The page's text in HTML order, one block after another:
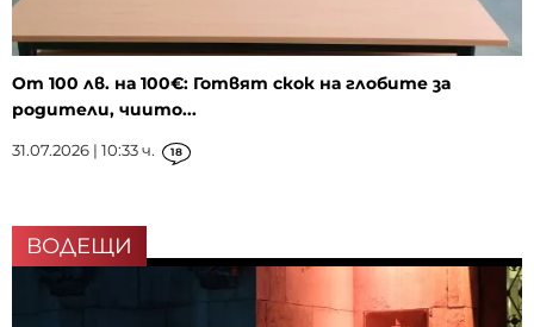
От 100 лв. на 100€: Готвят скок на глобите за
родители, чиито...
31.07.2026 | 10:33 ч. 18
ВОДЕЩИ